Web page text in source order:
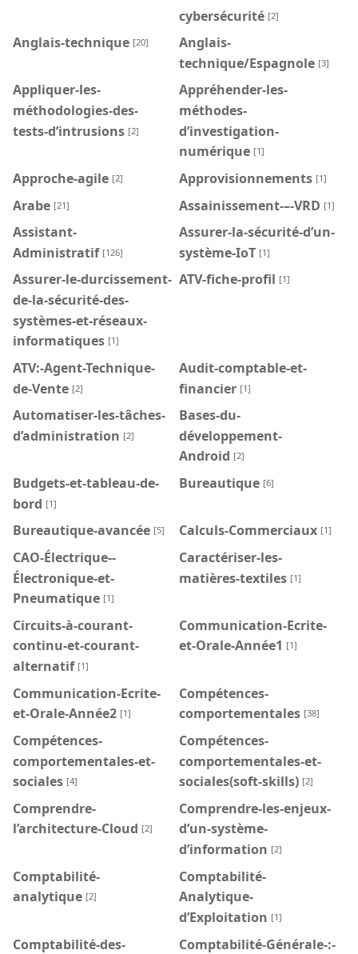
cybersécurité [2]
Anglais-technique [20]
Anglais-
technique/Espagnole [3]
Appliquer-les-
méthodologies-des-
tests-d’intrusions [2]
Appréhender-les-
méthodes-
d’investigation-
numérique [1]
Approche-agile [2] Approvisionnements [1]
Arabe [21] Assainissement-–-VRD [1]
Assistant-
Administratif [126]
Assurer-la-sécurité-d’un-
système-IoT [1]
Assurer-le-durcissement-
de-la-sécurité-des-
systèmes-et-réseaux-
informatiques [1]
ATV-fiche-profil [1]
ATV:-Agent-Technique-
de-Vente [2]
Audit-comptable-et-
financier [1]
Automatiser-les-tâches-
d’administration [2]
Bases-du-
développement-
Android [2]
Budgets-et-tableau-de-
bord [1]
Bureautique [6]
Bureautique-avancée [5] Calculs-Commerciaux [1]
CAO-Électrique--
Électronique-et-
Pneumatique [1]
Caractériser-les-
matières-textiles [1]
Circuits-à-courant-
continu-et-courant-
alternatif [1]
Communication-Ecrite-
et-Orale-Année1 [1]
Communication-Ecrite-
et-Orale-Année2 [1]
Compétences-
comportementales [38]
Compétences-
comportementales-et-
sociales [4]
Compétences-
comportementales-et-
sociales(soft-skills) [2]
Comprendre-
l’architecture-Cloud [2]
Comprendre-les-enjeux-
d’un-système-
d’information [2]
Comptabilité-
analytique [2]
Comptabilité-
Analytique-
d’Exploitation [1]
Comptabilité-des-
Comptabilité-Générale-:-